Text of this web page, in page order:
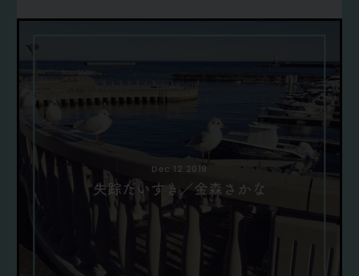
Dec 12.2019
失踪だいすき／金森さかな